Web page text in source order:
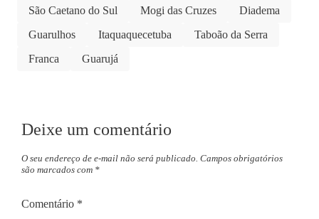
São Caetano do Sul
Mogi das Cruzes
Diadema
Guarulhos
Itaquaquecetuba
Taboão da Serra
Franca
Guarujá
Deixe um comentário
O seu endereço de e-mail não será publicado. Campos obrigatórios
são marcados com *
Comentário *